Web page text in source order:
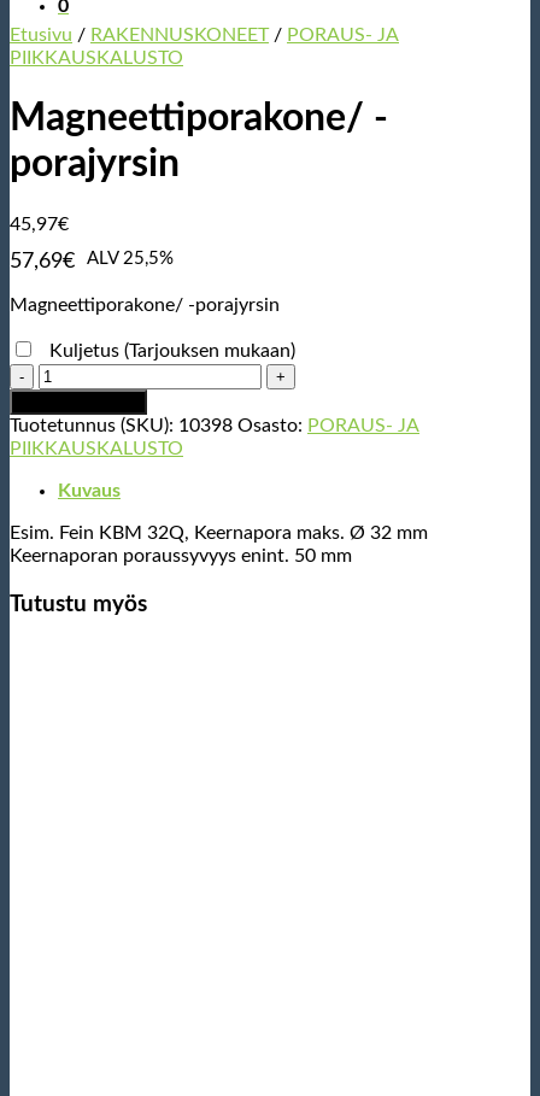
0
Etusivu / RAKENNUSKONEET / PORAUS- JA
PIIKKAUSKALUSTO
Magneettiporakone/ -
porajyrsin
45,97€
57,69€ ALV 25,5%
Magneettiporakone/ -porajyrsin
Kuljetus (Tarjouksen mukaan)
Magneettiporakone/
-
porajyrsin
määrä
Tuotetunnus (SKU): 10398 Osasto: PORAUS- JA
PIIKKAUSKALUSTO
Kuvaus
Esim. Fein KBM 32Q, Keernapora maks. Ø 32 mm
Keernaporan poraussyvyys enint. 50 mm
Tutustu myös